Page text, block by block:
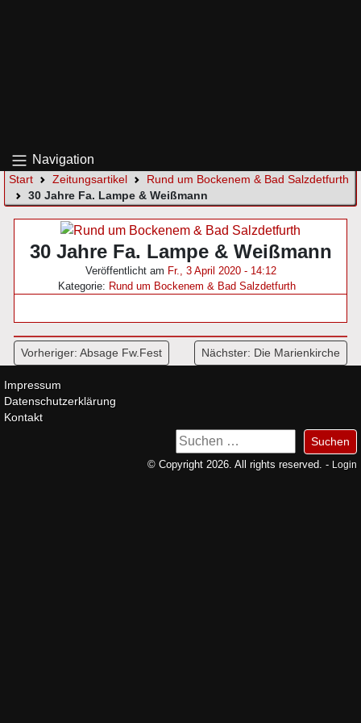
Navigation
Start Zeitungsartikel
Rund um Bockenem & Bad Salzdetfurth
30 Jahre Fa. Lampe & Weißmann
30 Jahre Fa. Lampe & Weißmann
Veröffentlicht am Fr., 3 April 2020 - 14:12
Kategorie: Rund um Bockenem & Bad Salzdetfurth
Beitragsnavigation
Vorheriger: Absage Fw.Fest Nächster: Die Marienkirche
Impressum
Datenschutzerklärung
Kontakt
Suchen
nach:
© Copyright 2026. All rights reserved. - Login